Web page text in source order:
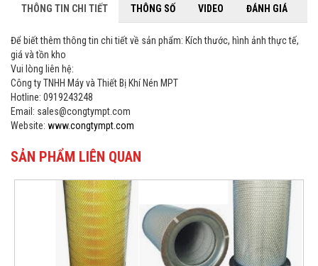
THÔNG TIN CHI TIẾT THÔNG SỐ VIDEO ĐÁNH GIÁ
Để biết thêm thông tin chi tiết về sản phẩm: Kích thước, hình ảnh thực tế,
giá và tồn kho
Vui lòng liên hệ:
Công ty TNHH Máy và Thiết Bị Khí Nén MPT
Hotline: 0919243248
Email: sales@congtympt.com
Website: www.congtympt.com
SẢN PHẨM LIÊN QUAN